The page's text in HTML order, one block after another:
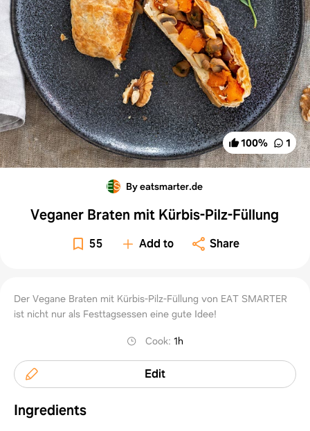
100% 1
By eatsmarter.de
Veganer Braten mit Kürbis-Pilz-Füllung
55 Add to Share
Der Vegane Braten mit Kürbis-Pilz-Füllung von EAT SMARTER
ist nicht nur als Festtagsessen eine gute Idee!
Cook:1h
Edit
Ingredients